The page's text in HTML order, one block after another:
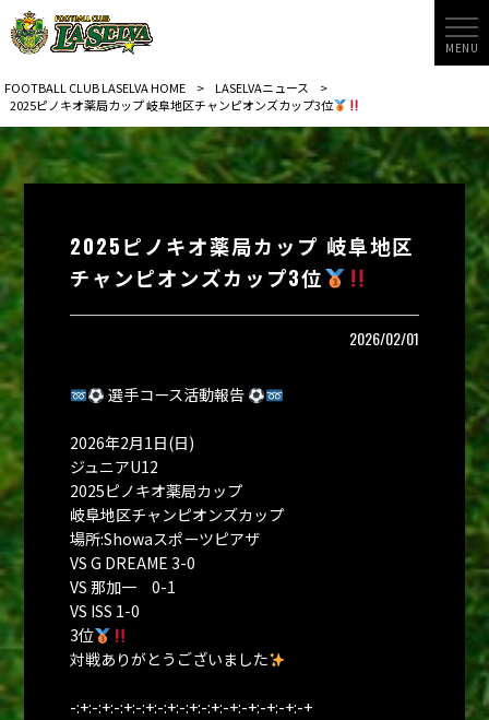
MENU
FOOTBALL CLUB LASELVA HOME > LASELVAニュース
>
2025ピノキオ薬局カップ 岐阜地区チャンピオンズカップ3位
2025ピノキオ薬局カップ 岐阜地区
チャンピオンズカップ3位
2026/02/01
選手コース活動報告
2026年2月1日(日)
ジュニアU12
2025ピノキオ薬局カップ
岐阜地区チャンピオンズカップ
場所:Showaスポーツピアザ
VS G DREAME 3-0
VS 那加一 0-1
VS ISS 1-0
3位
対戦ありがとうございました
-:+:-:+:-:+:-:+:-:+:-:+:-:+:-+:-+:-+:-+:-+